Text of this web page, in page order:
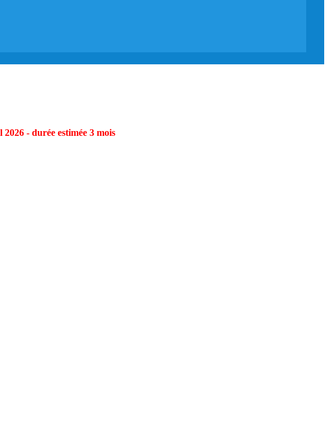
- durée estimée 3 mois